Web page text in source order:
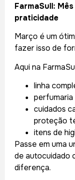
FarmaSull:
praticidade
Março é um
fazer isso de
Aqui na
linha
perfumaria
cuidados
proteção
itens de
Passe em uma
de autocuidado
diferença.